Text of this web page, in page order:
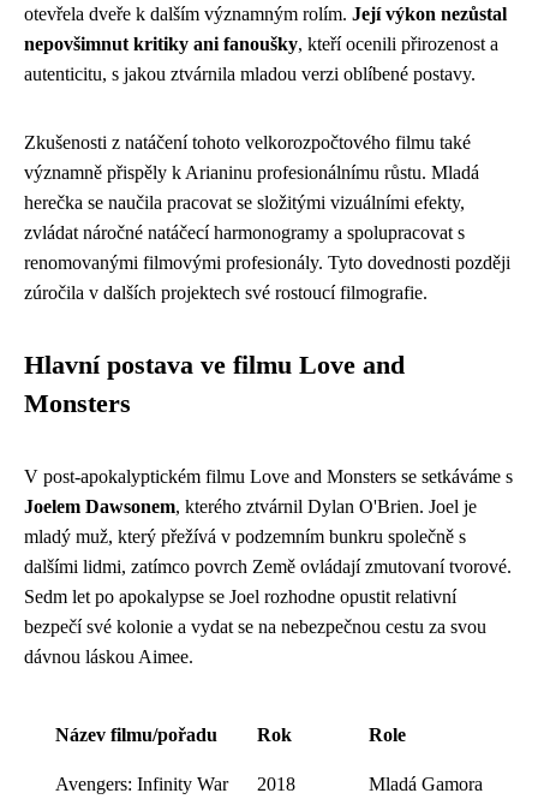
otevřela dveře k dalším významným rolím. Její výkon nezůstal
nepovšimnut kritiky ani fanoušky, kteří ocenili přirozenost a
autenticitu, s jakou ztvárnila mladou verzi oblíbené postavy.
Zkušenosti z natáčení tohoto velkorozpočtového filmu také
významně přispěly k Arianinu profesionálnímu růstu. Mladá
herečka se naučila pracovat se složitými vizuálními efekty,
zvládat náročné natáčecí harmonogramy a spolupracovat s
renomovanými filmovými profesionály. Tyto dovednosti později
zúročila v dalších projektech své rostoucí filmografie.
Hlavní postava ve filmu Love and
Monsters
V post-apokalyptickém filmu Love and Monsters se setkáváme s
Joelem Dawsonem, kterého ztvárnil Dylan O'Brien. Joel je
mladý muž, který přežívá v podzemním bunkru společně s
dalšími lidmi, zatímco povrch Země ovládají zmutovaní tvorové.
Sedm let po apokalypse se Joel rozhodne opustit relativní
bezpečí své kolonie a vydat se na nebezpečnou cestu za svou
dávnou láskou Aimee.
Název filmu/pořadu Rok Role
Avengers: Infinity War 2018 Mladá Gamora